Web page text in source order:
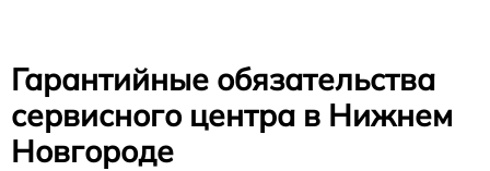
Гарантийные обязательства
сервисного центра в Нижнем
Новгороде